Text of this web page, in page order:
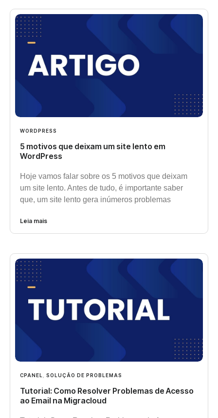
WORDPRESS
5 motivos que deixam um site lento em
WordPress
Hoje vamos falar sobre os 5 motivos que deixam
um site lento. Antes de tudo, é importante saber
que, um site lento gera inúmeros problemas
Leia mais
CPANEL SOLUÇÃO DE PROBLEMAS
Tutorial: Como Resolver Problemas de Acesso
ao Email na Migracloud